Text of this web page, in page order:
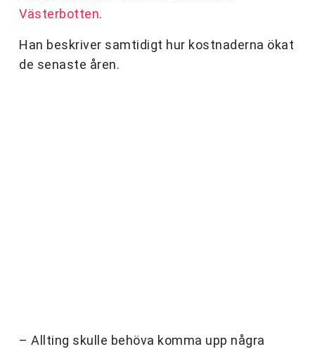
Västerbotten.
Han beskriver samtidigt hur kostnaderna ökat
de senaste åren.
– Allting skulle behöva komma upp några